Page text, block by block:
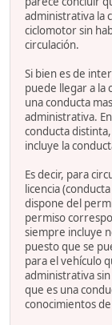
administrativa la
ciclomotor sin
circulación.
Si bien es de
puede llegar a la
una conducta
administrativa.
conducta
incluye la
Es decir, para
licencia
dispone del
permiso
siempre incluye
puesto que se
para el vehículo
administrativa
que es una
conocimientos